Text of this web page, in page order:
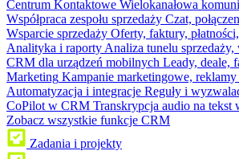
Centrum Kontaktowe Wielokanałowa
Współpraca zespołu sprzedaży Czat,
Wsparcie sprzedaży Oferty, faktury,
Analityka i raporty Analiza tunelu
CRM dla urządzeń mobilnych Leady, deale,
Marketing Kampanie marketingowe,
Automatyzacja i integracje Reguły i
CoPilot w CRM Transkrypcja audio na tekst
Zobacz wszystkie funkcje CRM
Zadania i projekty